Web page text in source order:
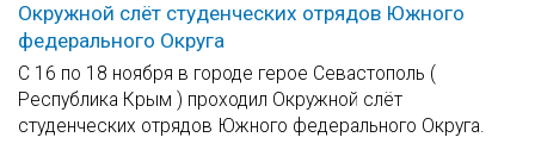
Окружной слёт студенческих отрядов Южного
федерального Округа
С 16 по 18 ноября в городе герое Севастополь (
Республика Крым ) проходил Окружной слёт
студенческих отрядов Южного федерального Округа.